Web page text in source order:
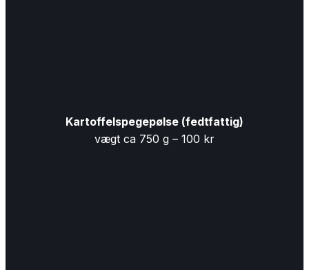
Kartoffelspegepølse (fedtfattig)
vægt ca 750 g – 100 kr